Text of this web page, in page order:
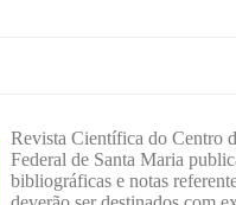
Revista Científica do Centro
Federal de Santa Maria
bibliográficas e notas